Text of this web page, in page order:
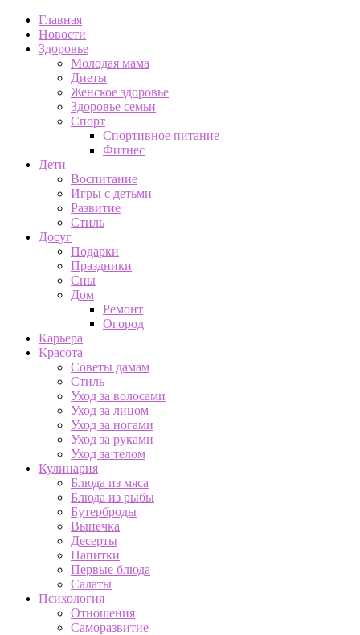
Главная
Новости
Здоровье
Молодая мама
Диеты
Женское здоровье
Здоровье семьи
Спорт
Спортивное питание
Фитнес
Дети
Воспитание
Игры с детьми
Развитие
Стиль
Досуг
Подарки
Праздники
Сны
Дом
Ремонт
Огород
Карьера
Красота
Советы дамам
Стиль
Уход за волосами
Уход за лицом
Уход за ногами
Уход за руками
Уход за телом
Кулинария
Блюда из мяса
Блюда из рыбы
Бутерброды
Выпечка
Десерты
Напитки
Первые блюда
Салаты
Психология
Отношения
Саморазвитие